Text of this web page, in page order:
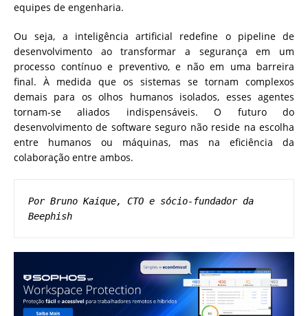
equipes de engenharia.
Ou seja, a inteligência artificial redefine o pipeline de
desenvolvimento ao transformar a segurança em um
processo contínuo e preventivo, e não em uma barreira
final. À medida que os sistemas se tornam complexos
demais para os olhos humanos isolados, esses agentes
tornam-se aliados indispensáveis. O futuro do
desenvolvimento de software seguro não reside na escolha
entre humanos ou máquinas, mas na eficiência da
colaboração entre ambos.
Por Bruno Kaique, CTO e sócio-fundador da
Beephish